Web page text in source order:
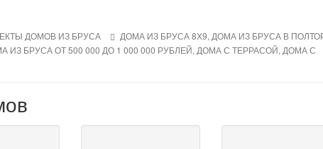
ДОМОВ ИЗ БРУСА ДОМА ИЗ БРУСА 8Х9, ДОМА ИЗ БРУСА В
ИЗ БРУСА ОТ 500 000 ДО 1 000 000 РУБЛЕЙ, ДОМА С ТЕРРАСОЙ, ДОМА С